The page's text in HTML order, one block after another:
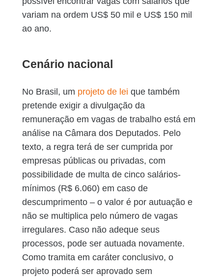
variam na ordem US$ 50 mil e US$ 150 mil
ao ano.
Cenário nacional
No Brasil, um projeto de lei que também
pretende exigir a divulgação da
remuneração em vagas de trabalho está em
análise na Câmara dos Deputados. Pelo
texto, a regra terá de ser cumprida por
empresas públicas ou privadas, com
possibilidade de multa de cinco salários-
mínimos (R$ 6.060) em caso de
descumprimento – o valor é por autuação e
não se multiplica pelo número de vagas
irregulares. Caso não adeque seus
processos, pode ser autuada novamente.
Como tramita em caráter conclusivo, o
projeto poderá ser aprovado sem